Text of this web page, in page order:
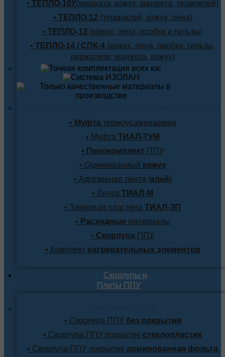
• ТЕПЛО-10У(минвата, кожух, манжета, термоклей)
• ТЕПЛО-12 (термоклей, кожух, пена)
• ТЕПЛО-13 (кожух, пена, пробки и гильзы)
• ТЕПЛО-14 / СПК-4 (кожух, пена, пробки, гильзы,
держатели, манжета, кожух)
• Муфтатермоусаживаемая
• Муфта ТИАЛ-ТУМ
• Пенокомплект ППУ
• Оцинкованный кожух
• Адгезивная лента (клей)
• Лента ТИАЛ-М
• Замковая пластина ТИАЛ-ЗП
• Расходные материалы
• Скорлупа ППУ
• Комплектнагревательных элементов
Скорлупы и
Плиты ППУ
• Скорлупа ППУбез покрытия
• Скорлупа ППУ покрытие стеклопластик
• Скорлупа ППУ покрытие армированная фольга